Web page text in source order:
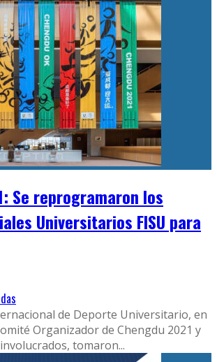
Se reprogramaron los
Universitarios FISU para
de Deporte Universitario, en
Organizador de Chengdu 2021 y
tomaron...